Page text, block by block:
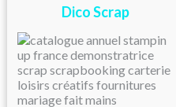
Dico Scrap